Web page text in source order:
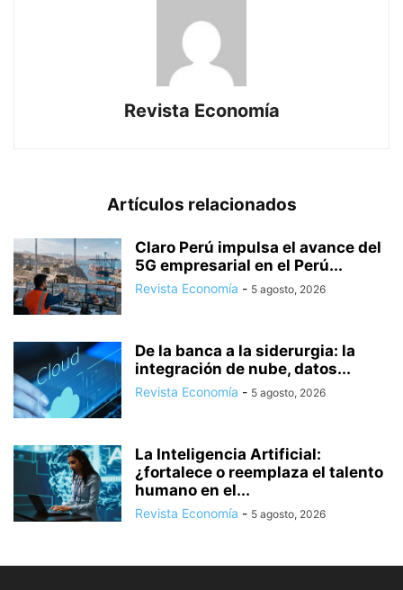
Revista Economía
Artículos relacionados
Claro Perú impulsa el avance del
5G empresarial en el Perú...
Revista Economía - 5 agosto, 2026
De la banca a la siderurgia: la
integración de nube, datos...
Revista Economía - 5 agosto, 2026
La Inteligencia Artificial:
¿fortalece o reemplaza el talento
humano en el...
Revista Economía - 5 agosto, 2026